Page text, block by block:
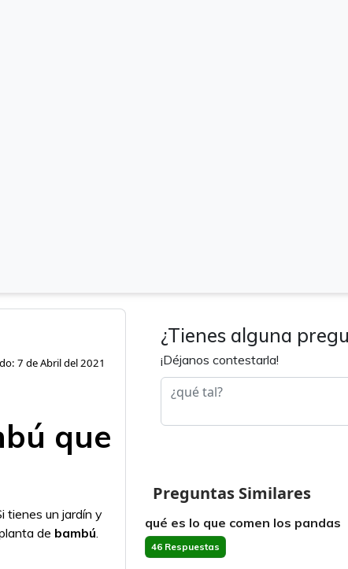
7 de Abril del 2021
que
tienes un jardín y
de bambú.
¿Tienes alguna
¡Déjanos contestarla!
Preguntas Similares
qué es lo que comen los pandas
46 Respuestas